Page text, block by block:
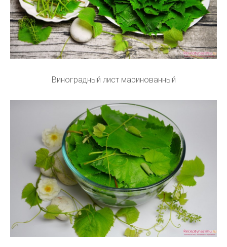
Виноградный лист маринованный